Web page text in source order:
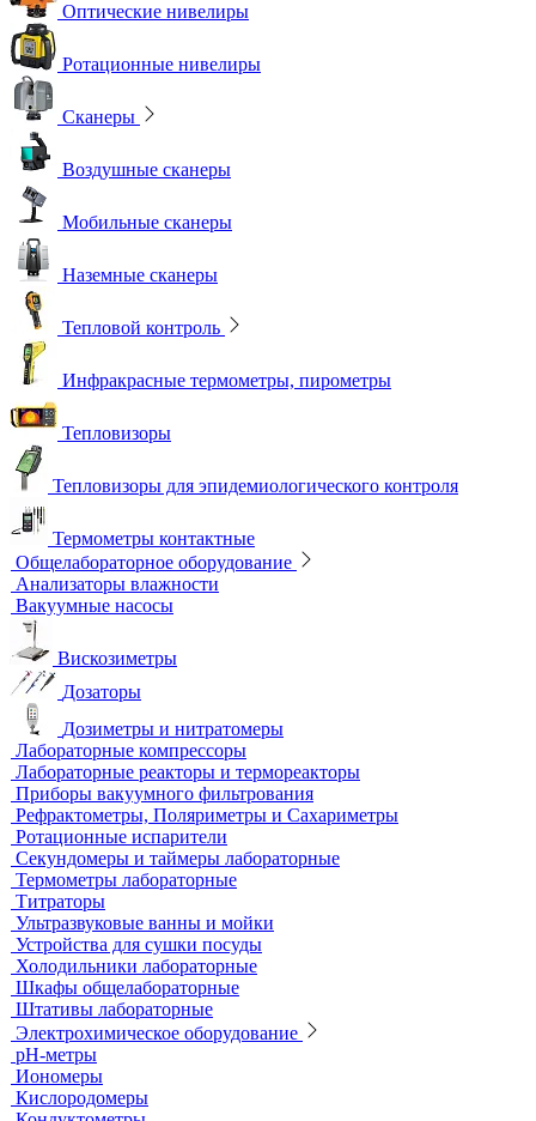
Оптические нивелиры
Ротационные нивелиры
Сканеры
Воздушные сканеры
Мобильные сканеры
Наземные сканеры
Тепловой контроль
Инфракрасные термометры, пирометры
Тепловизоры
Тепловизоры для эпидемиологического контроля
Термометры контактные
Общелабораторное оборудование
Вакуумные насосы
Вискозиметры
Дозаторы
Дозиметры и нитратомеры
Лабораторные компрессоры
Лабораторные реакторы и термореакторы
Приборы вакуумного фильтрования
Рефрактометры, Поляриметры и Сахариметры
Ротационные испарители
Секундомеры и таймеры лабораторные